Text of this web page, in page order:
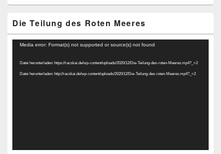
Die Teilung des Roten Meeres
Video-
Media error: Format(s) not supported or source(s) not found
Datei herunterladen: https://racskai.de/wp-content/uploads/2020/12/Die-Teilung-des-roten-Meeres.mp4?_=2
Datei herunterladen: http://racskai.de/wp-content/uploads/2020/12/Die-Teilung-des-roten-Meeres.mp4?_=2